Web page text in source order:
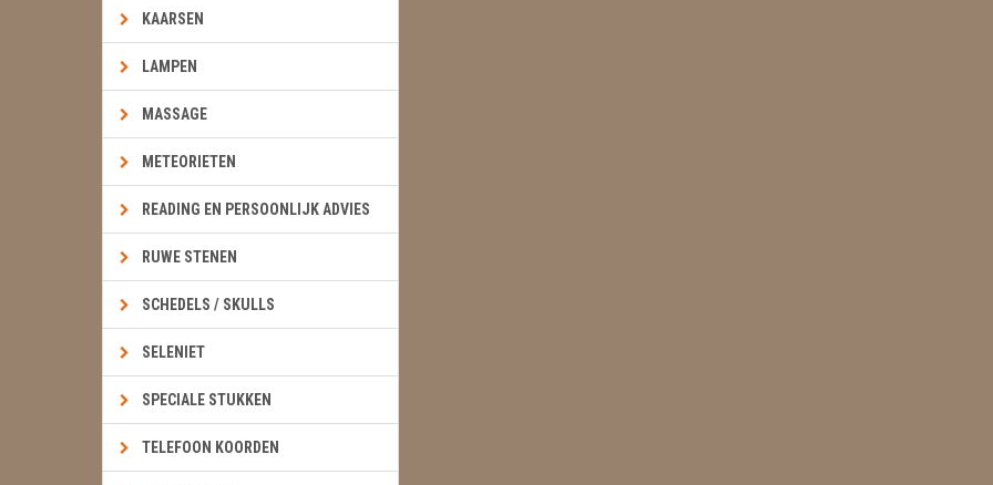
KAARSEN
LAMPEN
MASSAGE
METEORIETEN
READING EN PERSOONLIJK ADVIES
RUWE STENEN
SCHEDELS / SKULLS
SELENIET
SPECIALE STUKKEN
TELEFOON KOORDEN